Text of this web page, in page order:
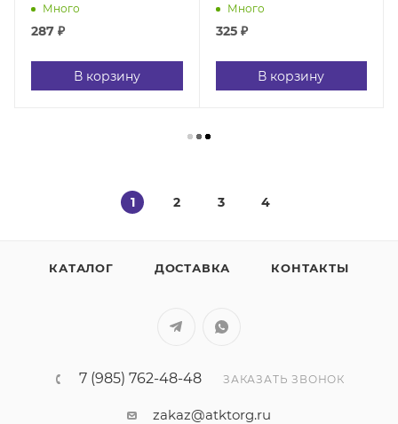
Много
287 ₽
В корзину
Много
325₽
В корзину
1 2 3 4
КАТАЛОГ ДОСТАВКА КОНТАКТЫ
7 (985) 762-48-48 ЗАКАЗАТЬ ЗВОНОК
zakaz@atktorg.ru